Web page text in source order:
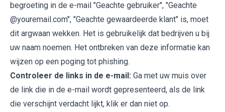
begroeting in de e-mail "Geachte gebruiker", "Geachte
@youremail.com", "Geachte gewaardeerde klant" is, moet
dit argwaan wekken. Het is gebruikelijk dat bedrijven u bij
uw naam noemen. Het ontbreken van deze informatie kan
wijzen op een poging tot phishing.
Controleer de links in de e-mail: Ga met uw muis over
de link die in de e-mail wordt gepresenteerd, als de link
die verschijnt verdacht lijkt, klik er dan niet op.